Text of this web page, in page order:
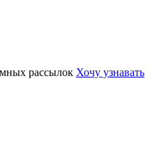
рассылок Хочу узнавать